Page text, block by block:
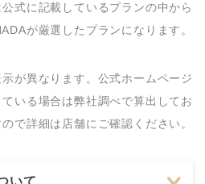
式に記載しているプランの中から
が厳選したプランになります。
が異なります。公式ホームページ
いる場合は弊社調べで算出してお
ので詳細は店舗にご確認ください。